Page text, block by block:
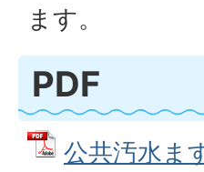
ます。
PDF
公共汚水ま